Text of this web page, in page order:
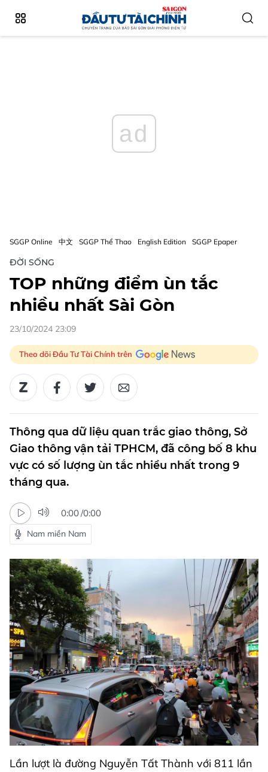
ad
SGGP Online 中文 SGGP Thể Thao English Edition SGGP Epaper
ĐỜI SỐNG
TOP những điểm ùn tắc
nhiều nhất Sài Gòn
23/10/2024 23:09
Theo dõi Đầu Tư Tài Chính trên
Thông qua dữ liệu quan trắc giao thông, Sở
Giao thông vận tải TPHCM, đã công bố 8 khu
vực có số lượng ùn tắc nhiều nhất trong 9
tháng qua.
0:00/0:00
Nam miền Nam
Lần lượt là đường Nguyễn Tất Thành với 811 lần